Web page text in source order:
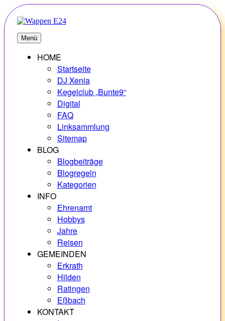
Zum
Inhalt
springen
E24
Erlebnisse – Hobbys – Vielfalt
Menü
HOME
Startseite
DJ Xenia
Kegelclub „Bunte9“
Digital
FAQ
Linksammlung
Sitemap
BLOG
Blogbeiträge
Blogregeln
Kategorien
INFO
Ehrenamt
Hobbys
Jahre
Reisen
GEMEINDEN
Erkrath
Hilden
Ratingen
Eßbach
KONTAKT